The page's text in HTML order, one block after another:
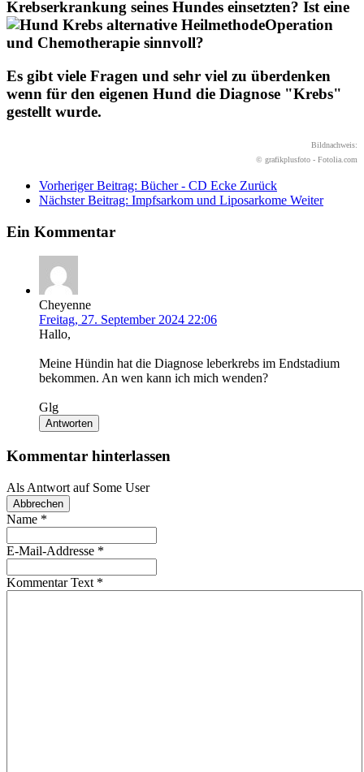
Krebserkrankung seines Hundes einsetzten? Ist eine
Operation
und Chemotherapie sinnvoll?
Es gibt viele Fragen und sehr viel zu überdenken
wenn für den eigenen Hund die Diagnose "Krebs"
gestellt wurde.
Bildnachweis:
© grafikplusfoto - Fotolia.com
Vorheriger Beitrag: Bücher - CD Ecke Zurück
Nächster Beitrag: Impfsarkom und Liposarkome Weiter
Ein Kommentar
Cheyenne
Freitag, 27. September 2024 22:06
Hallo,
Meine Hündin hat die Diagnose leberkrebs im Endstadium
bekommen. An wen kann ich mich wenden?
Glg
Antworten
Kommentar hinterlassen
Als Antwort auf Some User
Abbrechen
Name *
E-Mail-Addresse *
Kommentar Text *